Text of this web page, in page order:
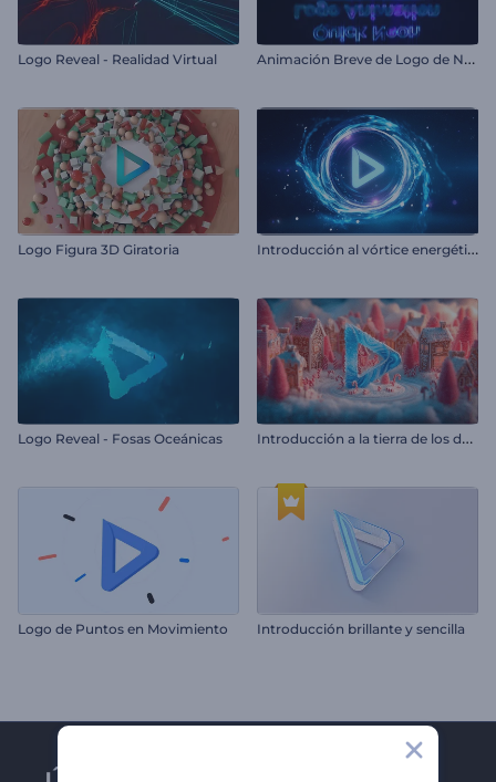
Logo Reveal - Realidad Virtual A
nimación Breve de Logo de Neón
Logo Figura 3D Giratoria I
ntroducción al vórtice energético
Logo Reveal - Fosas Oceánicas I
ntroducción a la tierra de los dulces navideños
Logo de Puntos en Movimiento Introducción brillante y sencilla